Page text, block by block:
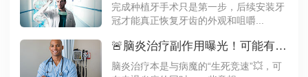
完成种植牙手术只是第一步，后续安装牙
冠才能真正恢复牙齿的外观和咀嚼...
🚨脑炎治疗副作用曝光！可能有这些
脑炎治疗本是与病魔的“生死竞速”💥，可